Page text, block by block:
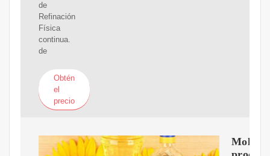
de
Refinación
Física
continua.
de
Obtén
el
precio
Molino